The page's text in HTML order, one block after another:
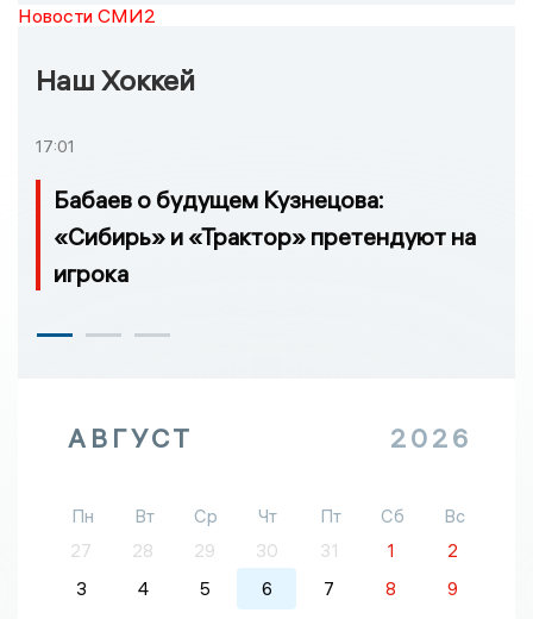
Новости СМИ2
Наш Хоккей
17:01
Бабаев о будущем Кузнецова:
«Сибирь» и «Трактор» претендуют на
игрока
АВГУСТ 2026
Пн Вт Ср Чт Пт Сб
Вс
27
28 29 30 31 1
2
3
4 5 6 7 8
9